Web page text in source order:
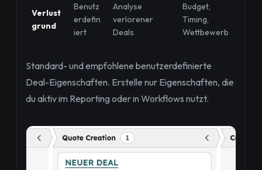
Verlust
grund
Benutz
erdefin
iert
Analyse
verlorener
Deals
Budget,
Timing,
Wettbewerb
Standard- und empfohlene benutzerdefinierte
Deal-Eigenschaften. Erstelle nur Eigenschaften, die
du aktiv im Reporting oder in Workflows nutzt.